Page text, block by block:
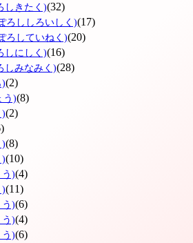
しきたく)(32)
ろししろいしく)(17)
ろしていねく)(20)
しにしく)(16)
しみなみく)(28)
)(2)
う)(8)
)(2)
)(8)
)(10)
う)(4)
)(11)
う)(6)
う)(4)
う)(6)